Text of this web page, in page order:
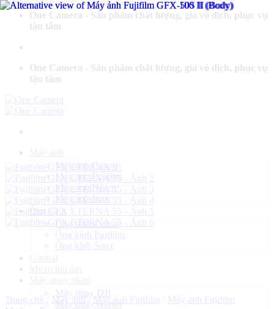
dung
One Camera - Sản phẩm chất lượng, giá vô địch, phục vụ
tận tâm
One Camera - Sản phẩm chất lượng, giá vô địch, phục vụ
tận tâm
Máy ảnh Canon
Máy ảnh Fujifilm
Máy ảnh Nikon
Máy ảnh Sony
Ống kính
Ống kính Canon
Ống kính Fujifilm
Ống kính Sony
Máy quay DJI
Máy quay Gopro
Trang chủ Máy ảnh / Máy ảnh Fujifilm
Máy ảnh Fujifilm